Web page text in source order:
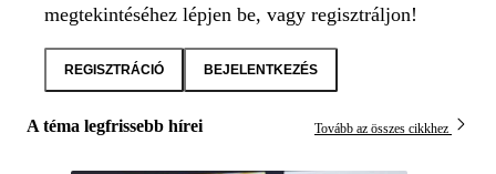
megtekintéséhez lépjen be, vagy regisztráljon!
REGISZTRÁCIÓ BEJELENTKEZÉS
A téma legfrissebb hírei Tovább az összes cikkhez